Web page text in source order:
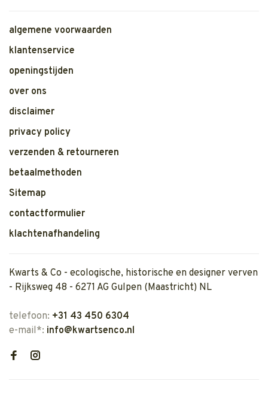
algemene voorwaarden
klantenservice
openingstijden
over ons
disclaimer
privacy policy
verzenden & retourneren
betaalmethoden
Sitemap
contactformulier
klachtenafhandeling
Kwarts & Co - ecologische, historische en designer verven
- Rijksweg 48 - 6271 AG Gulpen (Maastricht) NL
telefoon: +31 43 450 6304
e-mail*: info@kwartsenco.nl